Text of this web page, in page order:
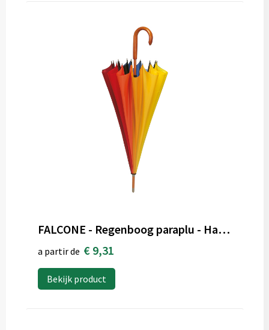
FALCONE - Regenboog paraplu - Handopening - 110 cm - Multi kleur
a partir de € 9,31
Bekijk product